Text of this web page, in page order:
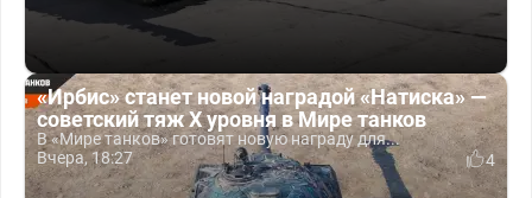
«Ирбис» станет новой наградой «Натиска» —
советский тяж X уровня в Мире танков
В «Мире танков» готовят новую награду для...
Вчера, 18:27
4